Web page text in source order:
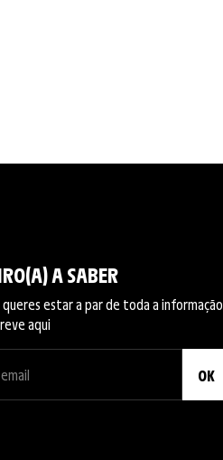
A SABER
queres estar a par de toda a informação
aqui
OK